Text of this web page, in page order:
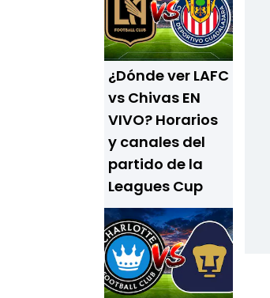
¿Dónde ver LAFC
vs Chivas EN
VIVO? Horarios
y canales del
partido de la
Leagues Cup